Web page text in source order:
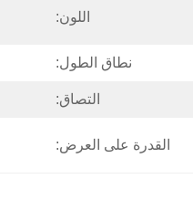
اللون:
نطاق الطول:
التصاق:
القدرة على العرض: